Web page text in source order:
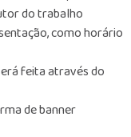
do trabalho
como horário
feita através do
de banner